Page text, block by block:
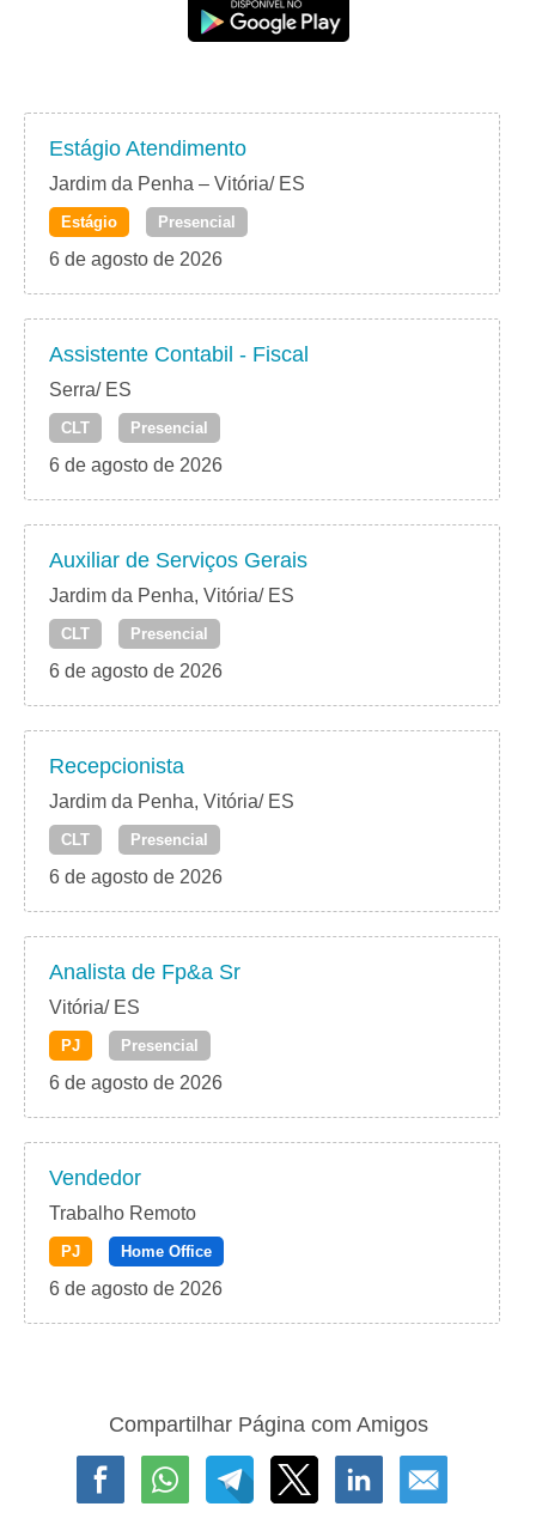
Estágio Atendimento
Jardim da Penha – Vitória/ ES
Estágio Presencial
6 de agosto de 2026
Assistente Contabil - Fiscal
Serra/ ES
CLT Presencial
6 de agosto de 2026
Auxiliar de Serviços Gerais
Jardim da Penha, Vitória/ ES
CLT Presencial
6 de agosto de 2026
Recepcionista
Jardim da Penha, Vitória/ ES
CLT Presencial
6 de agosto de 2026
Analista de Fp&a Sr
Vitória/ ES
PJ Presencial
6 de agosto de 2026
Vendedor
Trabalho Remoto
PJ Home Office
6 de agosto de 2026
Compartilhar Página com Amigos